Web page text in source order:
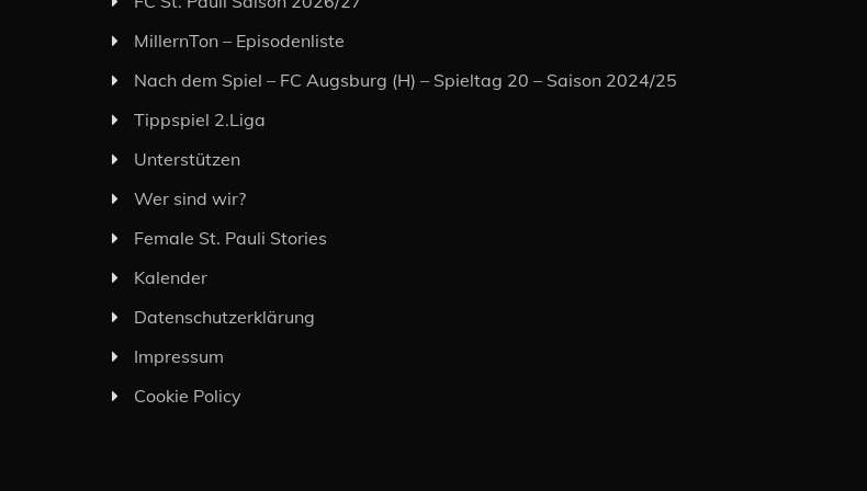
MillernTon – Episodenliste
Nach dem Spiel – FC Augsburg (H) – Spieltag 20 – Saison 2024/25
Tippspiel 2.Liga
Unterstützen
Wer sind wir?
Female St. Pauli Stories
Kalender
Datenschutzerklärung
Impressum
Cookie Policy